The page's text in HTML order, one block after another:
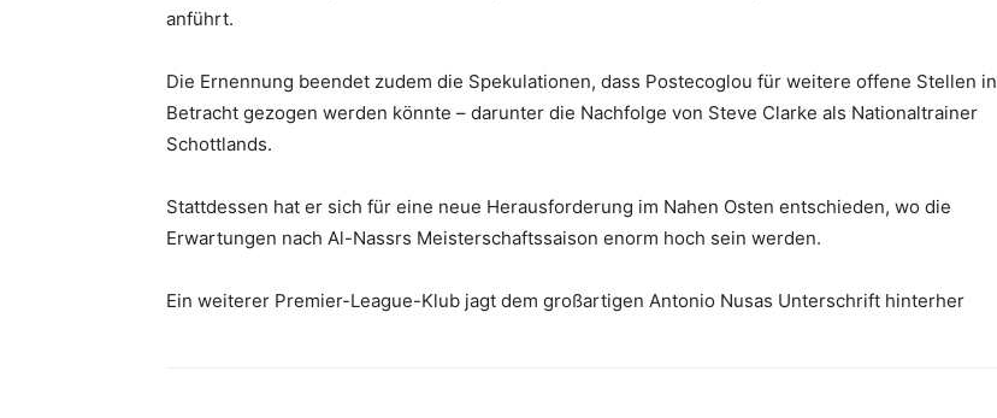
anführt.
Die Ernennung beendet zudem die Spekulationen, dass Postecoglou für weitere offene Stellen in
Betracht gezogen werden könnte – darunter die Nachfolge von Steve Clarke als Nationaltrainer
Schottlands.
Stattdessen hat er sich für eine neue Herausforderung im Nahen Osten entschieden, wo die
Erwartungen nach Al-Nassrs Meisterschaftssaison enorm hoch sein werden.
Ein weiterer Premier-League-Klub jagt dem großartigen Antonio Nusas Unterschrift hinterher